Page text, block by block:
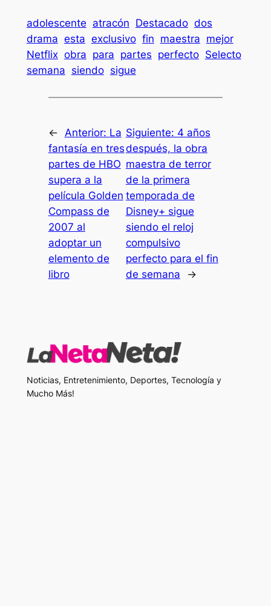
adolescente atracón Destacado dos
drama esta exclusivo fin maestra mejor
Netflix obra para partes perfecto Selecto
semana siendo sigue
← Anterior: La
fantasía en tres
partes de HBO
supera a la
película Golden
Compass de
2007 al
adoptar un
elemento de
libro
Siguiente: 4 años
después, la obra
maestra de terror
de la primera
temporada de
Disney+ sigue
siendo el reloj
compulsivo
perfecto para el fin
de semana
→
Noticias, Entretenimiento, Deportes, Tecnología y
Mucho Más!